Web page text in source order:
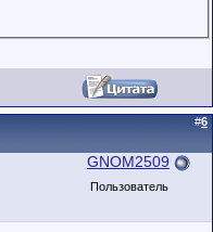
#6
GNOM2509
Пользователь